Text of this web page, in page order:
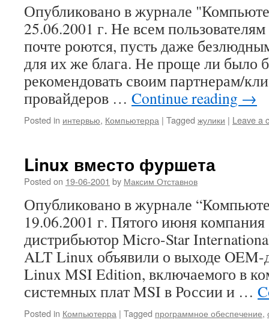
Опубликовано в журнале
25.06.2001 г. Не всем
почте роются, пусть даже
для их же блага. Не проще ли было
рекомендовать своим партнерам/
провайдеров … Continue reading →
Posted in интервью, Компьютерра | Tagged жулики | Leave a
Linux вместо фуршета
Posted on 19-06-2001 by Максим Отставнов
Опубликовано в журнале
19.06.2001 г. Пятого июня
дистрибьютор Micro-Star
ALT Linux объявили о выходе OEM-
Linux MSI Edition, включаемого в
системных плат MSI в России и …
Posted in Компьютерра | Tagged программное обеспечение,